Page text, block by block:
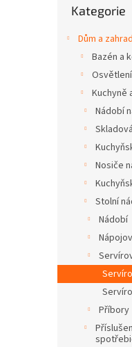
kategorie
Kategorie
Dům a
Bazén a
Osvětlení
Kuchyně
Nádobí
Nosiče
Stolní
Nádobí
Příbory